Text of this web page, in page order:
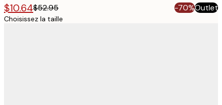
$10.64$52.95 -70%Outlet
Choisissez la taille